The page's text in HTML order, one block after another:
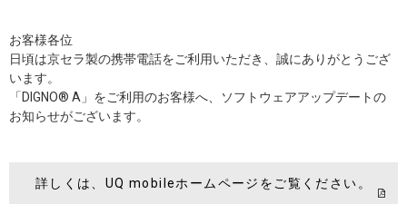
お客様各位
日頃は京セラ製の携帯電話をご利用いただき、誠にありがとうござ
います。
「DIGNO® A」をご利用のお客様へ、ソフトウェアアップデートの
お知らせがございます。
詳しくは、UQ mobileホームページをご覧ください。